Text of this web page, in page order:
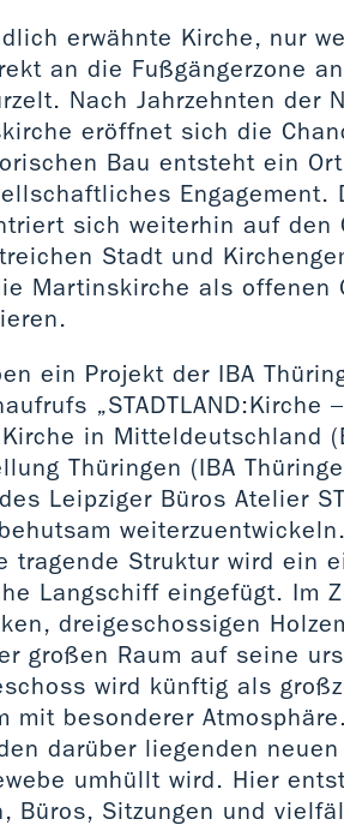
erwähnte Kirche, nur
an die Fußgängerzone
Nach Jahrzehnten der
eröffnet sich die
Bau entsteht ein
Engagement.
sich weiterhin auf den
Stadt und
Martinskirche als offenen
ein Projekt der IBA
„STADTLAND:Kirche
in Mitteldeutschland
Thüringen (IBA
Leipziger Büros Atelier
tragende Struktur wird ein
Langschiff eingefügt. Im
dreigeschossigen
großen Raum auf seine
wird künftig als
besonderer
darüber liegenden
umhüllt wird. Hier
Büros, Sitzungen und